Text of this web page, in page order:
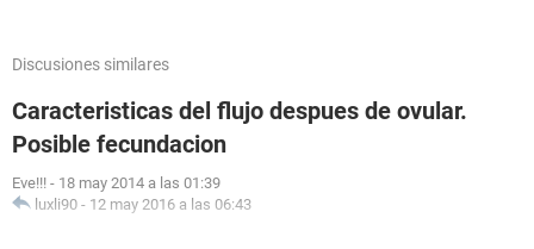
Discusiones similares
Caracteristicas del flujo despues de ovular.
Posible fecundacion
Eve!!! - 18 may 2014 a las 01:39
luxli90 - 12 may 2016 a las 06:43